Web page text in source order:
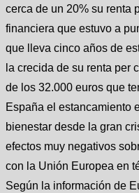
cerca de un 20% su renta
financiera que estuvo a
que lleva cinco años de
la crecida de su renta per
de los 32.000 euros que
España el estancamiento
bienestar desde la gran
efectos muy negativos
con la Unión Europea en
Según la información de